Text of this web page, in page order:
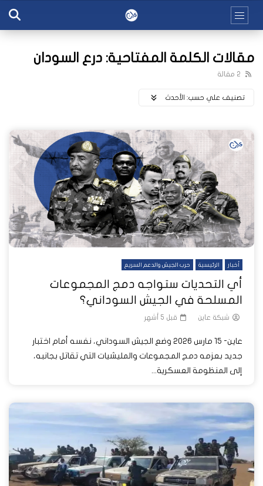
مقالات الكلمة المفتاحية: درع السودان
2 مقالة
تصنيف علي حسب: اﻷحدث
أخبار الرئيسية حرب الجيش والدعم السريع
أي التحديات ستواجه دمج المجموعات
المسلحة في الجيش السوداني؟
شبكة عاين قبل 5 أشهر
عاين- 15 مارس 2026 وضع الجيش السوداني، نفسه أمام اختبار
جديد بعزمه دمج المجموعات والمليشيات التي تقاتل بجانبه،
إلى المنظومة العسكرية...